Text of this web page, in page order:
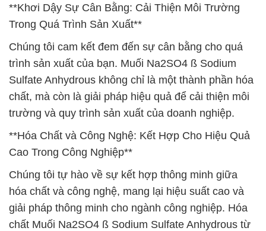
**Khơi Dậy Sự Cân Bằng: Cải Thiện Môi Trường
Trong Quá Trình Sản Xuất**
Chúng tôi cam kết đem đến sự cân bằng cho quá
trình sản xuất của bạn. Muối Na2SO4 ß Sodium
Sulfate Anhydrous không chỉ là một thành phần hóa
chất, mà còn là giải pháp hiệu quả để cải thiện môi
trường và quy trình sản xuất của doanh nghiệp.
**Hóa Chất và Công Nghệ: Kết Hợp Cho Hiệu Quả
Cao Trong Công Nghiệp**
Chúng tôi tự hào về sự kết hợp thông minh giữa
hóa chất và công nghệ, mang lại hiệu suất cao và
giải pháp thông minh cho ngành công nghiệp. Hóa
chất Muối Na2SO4 ß Sodium Sulfate Anhydrous từ